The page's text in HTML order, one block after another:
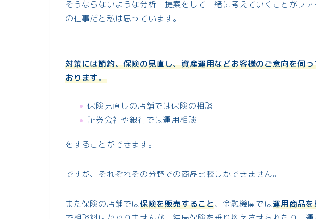
そうならないような分析・提案をして一緒に考えていくことがフ
の仕事だと私は思っています。
対策には節約、保険の見直し、資産運用などお客様のご意向を伺
おります。
保険見直しの店舗では保険の相談
証券会社や銀行では運用相談
をすることができます。
ですが、それぞれその分野での商品比較しかできません。
また保険の店舗では保険を販売すること、金融機関では運用商品